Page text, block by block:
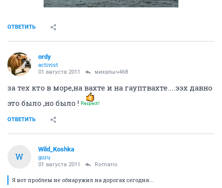
ОТВЕТИТЬ
ordy
activist
01 августа 2011 михалыч468
за тех кто в море,на вахте и на гауптвахте....ээх давно
это было ,но было !
ОТВЕТИТЬ
W
Wild_Koshka
guru
01 августа 2011 Romario.
Я вот проблем не обнаружил на дорогах сегодня...